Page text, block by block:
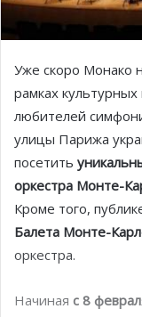
Уже скоро Монако
рамках
любителей
улицы Парижа
посетить
оркестра Монте-
Кроме того,
Балета Монте-
оркестра.
Начиная с 8